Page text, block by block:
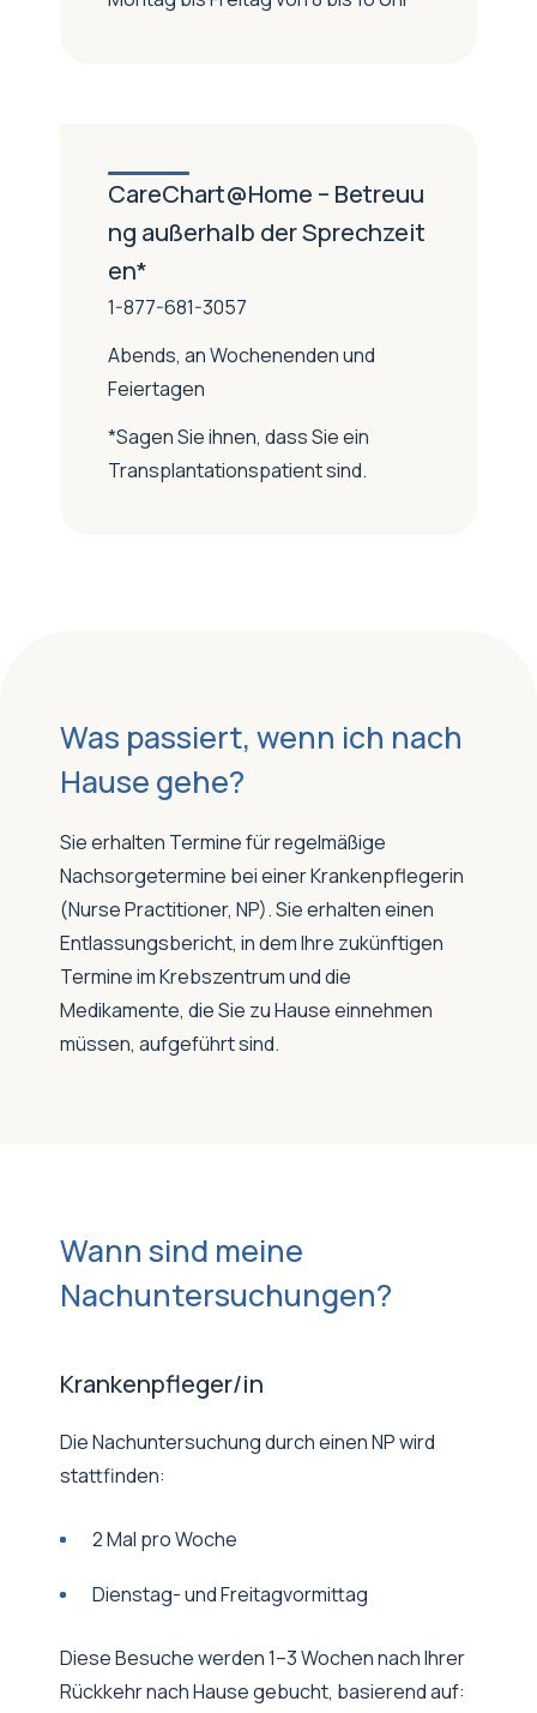
CareChart@Home – Betreuu
ng außerhalb der Sprechzeit
en*
1-877-681-3057
Abends, an Wochenenden und
Feiertagen
*Sagen Sie ihnen, dass Sie ein
Transplantationspatient sind.
Was passiert, wenn ich nach
Hause gehe?
Sie erhalten Termine für regelmäßige
Nachsorgetermine bei einer Krankenpflegerin
(Nurse Practitioner, NP). Sie erhalten einen
Entlassungsbericht, in dem Ihre zukünftigen
Termine im Krebszentrum und die
Medikamente, die Sie zu Hause einnehmen
müssen, aufgeführt sind.
Wann sind meine
Nachuntersuchungen?
Krankenpfleger/in
Die Nachuntersuchung durch einen NP wird
stattfinden:
2 Mal pro Woche
Dienstag- und Freitagvormittag
Diese Besuche werden 1–3 Wochen nach Ihrer
Rückkehr nach Hause gebucht, basierend auf: